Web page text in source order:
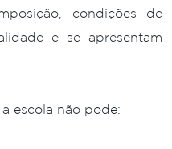
condições de
e se apresentam
escola não pode: